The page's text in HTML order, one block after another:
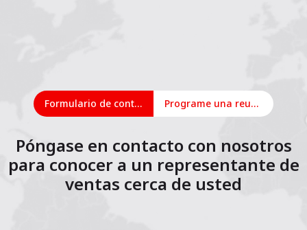
Formulario de contacto Programe una reunión en línea
Póngase en contacto con nosotros
para conocer a un representante de
ventas cerca de usted